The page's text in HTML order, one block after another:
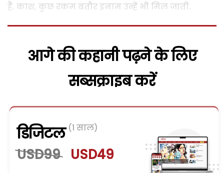
हैं. काश, कुछ रकम बतौर इनाम उन्हें भी मिल जाती.
आगे की कहानी पढ़ने के लिए
सब्सक्राइब करें
डिजिटल (1 साल)
USD99 USD49